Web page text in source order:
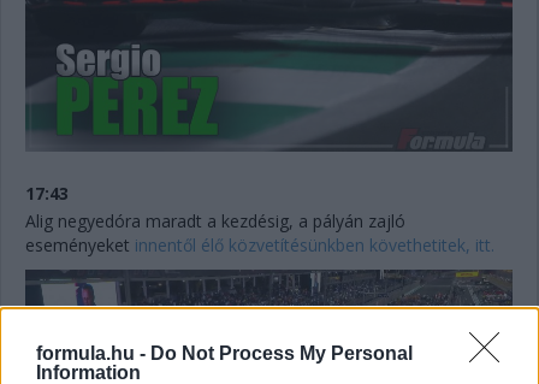
formula.hu - Do Not Process My Personal
Information
17:43
Alig negyedóra maradt a kezdésig, a pályán zajló
eseményeket innentől élő közvetítésünkben követhetitek, itt.